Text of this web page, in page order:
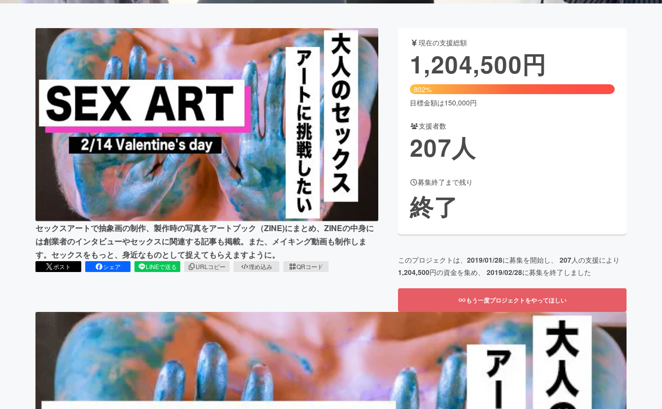
セックスアートで抽象画の制作、製作時の写真をアートブック（ZINE)にまとめ、ZINEの中身に
は創業者のインタビューやセックスに関連する記事も掲載。また、メイキング動画も制作しま
す。セックスをもっと、身近なものとして捉えてもらえますように。
ポスト シェア LINEで送る URLコピー 埋め込み QRコード
現在の支援総額
1,204,500円
802%
目標金額は150,000円
支援者数
207人
募集終了まで残り
終了
このプロジェクトは、 2019/01/28に募集を開始し、 207人の支援により
1,204,500円の資金を集め、 2019/02/28に募集を終了しました
もう一度プロジェクトをやってほしい